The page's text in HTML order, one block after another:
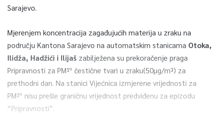
Sarajevo.
Mjerenjem koncentracija zagađujućih materija u zraku na
području Kantona Sarajevo na automatskim stanicama Otoka,
Ilidža, Hadžići i Ilijaš zabilježena su prekoračenje praga
Pripravnosti za PM¹º čestične tvari u zraku(50µg/m³) za
prethodni dan. Na stanici Vijećnica izmjerene vrijednosti za
PM¹º nisu prešle graničnu vrijednost predviđenu za epizodu
“Pripravnosti”.